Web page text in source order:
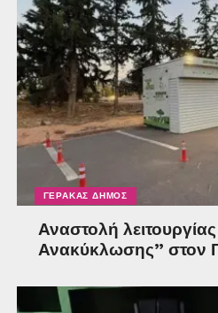
ΓΈΡΑΚΑΣ ΔΉΜΟΣ
Αναστολή
Ανακύκλωσης” στον